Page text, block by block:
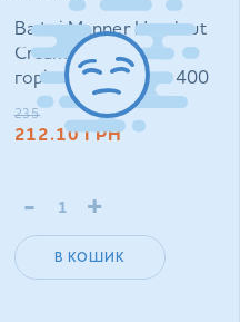
Вафлі Manner Hazelnut
Cream Filled з
горіховим кремом 400
235.50 грн
212.10ГРН
- +
В КОШИК